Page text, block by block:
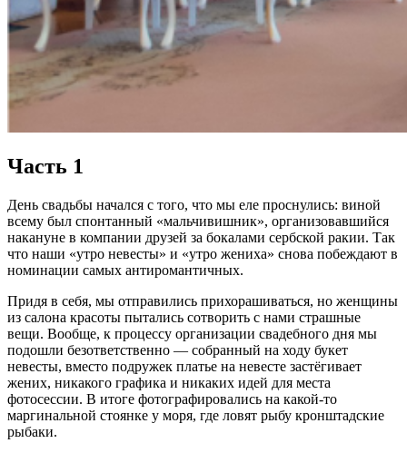
Часть 1
День свадьбы начался с того, что мы еле проснулись: виной
всему был спонтанный «мальчивишник», организовавшийся
накануне в компании друзей за бокалами сербской ракии. Так
что наши «утро невесты» и «утро жениха» снова побеждают в
номинации самых антиромантичных.
Придя в себя, мы отправились прихорашиваться, но женщины
из салона красоты пытались сотворить с нами страшные
вещи. Вообще, к процессу организации свадебного дня мы
подошли безответственно — собранный на ходу букет
невесты, вместо подружек платье на невесте застёгивает
жених, никакого графика и никаких идей для места
фотосессии. В итоге фотографировались на какой-то
маргинальной стоянке у моря, где ловят рыбу кронштадские
рыбаки.